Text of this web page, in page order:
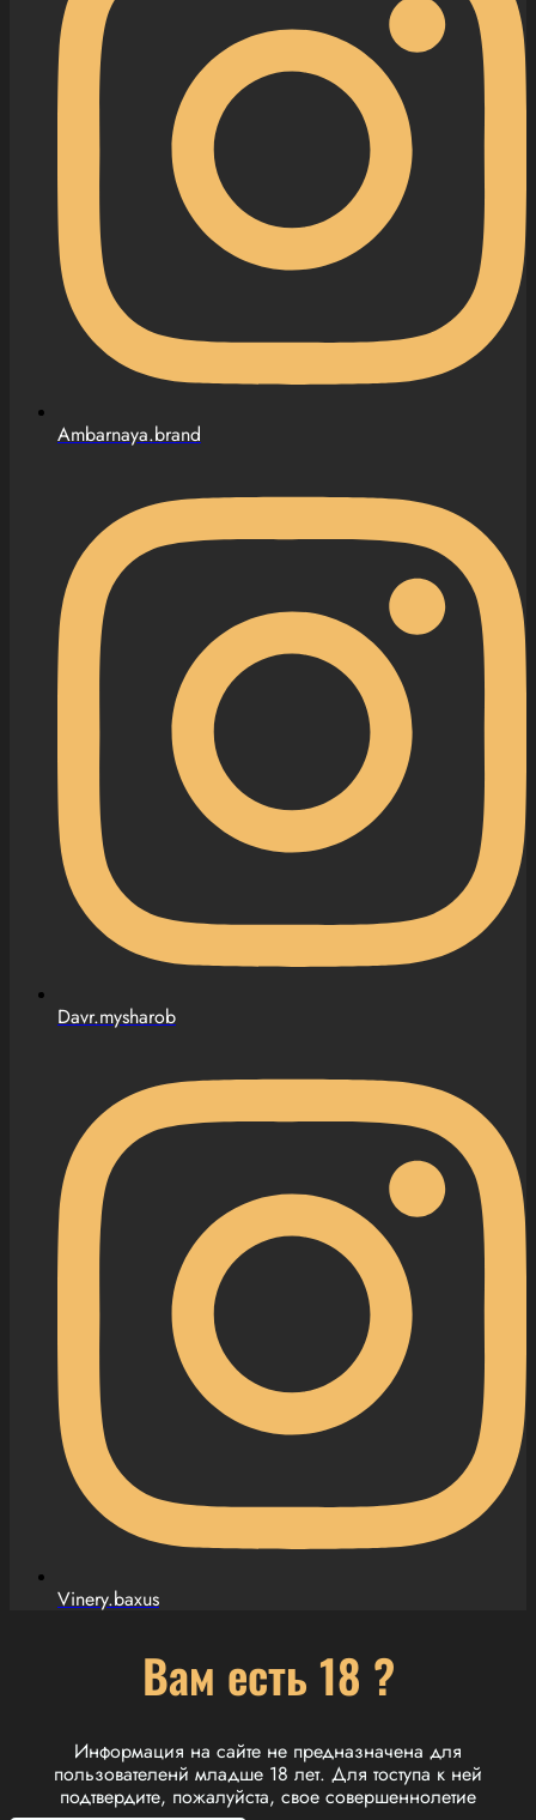
Ambarnaya.brand
Davr.mysharob
Vinery.baxus
Вам есть 18 ?
Информация на сайте не предназначена для
пользователенй младше 18 лет. Для тоступа к ней
подтвердите, пожалуйста, свое совершеннолетие